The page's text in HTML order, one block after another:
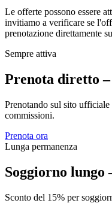
Le offerte possono essere
invitiamo a verificare se
prenotazione direttamente
Sempre attiva
Prenota diretto
Prenotando sul sito
commissioni.
Prenota ora
Lunga permanenza
Soggiorno lungo
Sconto del 15% per